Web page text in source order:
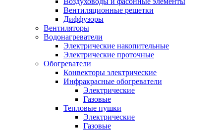
Вентиляционные решетки
Диффузоры
Вентиляторы
Водонагреватели
Электрические накопительные
Электрические проточные
Обогреватели
Конвекторы электрические
Инфракрасные обогреватели
Электрические
Газовые
Тепловые пушки
Электрические
Газовые